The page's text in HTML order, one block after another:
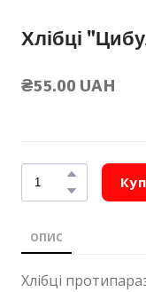
Хлібці
₴55.00 UAH
ОПИС
Хлібці